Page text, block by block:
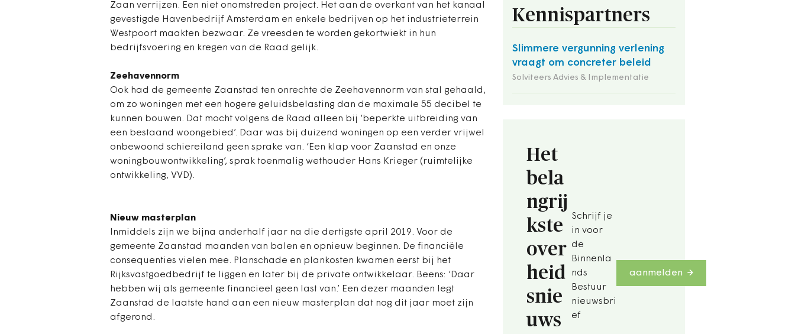
Kennispartners
Slimmere vergunning verlening
vraagt om concreter beleid
Solviteers Advies & Implementatie
Het
bela
ngrij
kste
over
heid
snie
uws
Schrijf je
in voor
de
Binnenla
nds
Bestuur
nieuwsbri
ef
aanmelden
Zaan verrijzen. Een niet onomstreden project. Het aan de overkant van het kanaal
gevestigde Havenbedrijf Amsterdam en enkele bedrijven op het industrieterrein
Westpoort maakten bezwaar. Ze vreesden te worden gekortwiekt in hun
bedrijfsvoering en kregen van de Raad gelijk.
Zeehavennorm
Ook had de gemeente Zaanstad ten onrechte de Zeehavennorm van stal gehaald,
om zo woningen met een hogere geluidsbelasting dan de maximale 55 decibel te
kunnen bouwen. Dat mocht volgens de Raad alleen bij ‘beperkte uitbreiding van
een bestaand woongebied’. Daar was bij duizend woningen op een verder vrijwel
onbewoond schiereiland geen sprake van. ‘Een klap voor Zaanstad en onze
woningbouwontwikkeling’, sprak toenmalig wethouder Hans Krieger (ruimtelijke
ontwikkeling, VVD).
Nieuw masterplan
Inmiddels zijn we bijna anderhalf jaar na die dertigste april 2019. Voor de
gemeente Zaanstad maanden van balen en opnieuw beginnen. De financiële
consequenties vielen mee. Planschade en plankosten kwamen eerst bij het
Rijksvastgoedbedrijf te liggen en later bij de private ontwikkelaar. Beens: ‘Daar
hebben wij als gemeente financieel geen last van.’ Een dezer maanden legt
Zaanstad de laatste hand aan een nieuw masterplan dat nog dit jaar moet zijn
afgerond.